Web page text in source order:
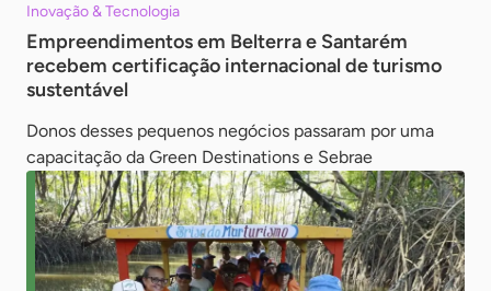
Inovação & Tecnologia
Empreendimentos em Belterra e Santarém
recebem certificação internacional de turismo
sustentável
Donos desses pequenos negócios passaram por uma
capacitação da Green Destinations e Sebrae